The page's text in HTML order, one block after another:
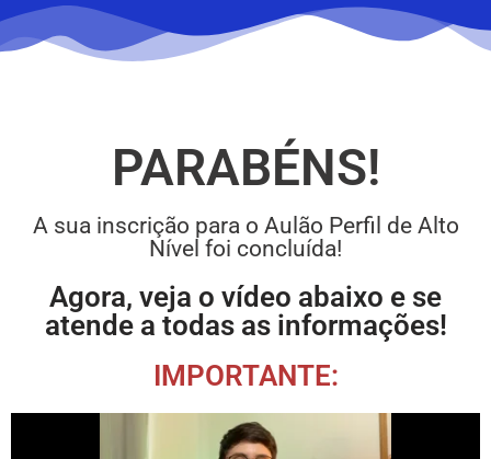
PARABÉNS!
A sua inscrição para o Aulão Perfil de Alto
Nível foi concluída!
Agora, veja o vídeo abaixo e se
atende a todas as informações!
IMPORTANTE: